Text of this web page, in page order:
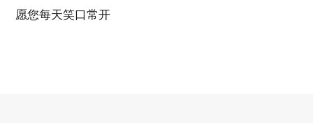
愿您每天笑口常开